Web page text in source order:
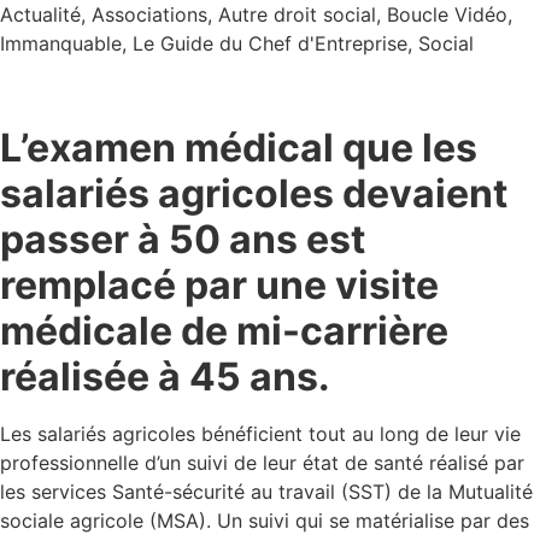
Actualité, Associations, Autre droit social, Boucle Vidéo,
Immanquable, Le Guide du Chef d'Entreprise, Social
L’examen médical que les
salariés agricoles devaient
passer à 50 ans est
remplacé par une visite
médicale de mi-carrière
réalisée à 45 ans.
Les salariés agricoles bénéficient tout au long de leur vie
professionnelle d’un suivi de leur état de santé réalisé par
les services Santé-sécurité au travail (SST) de la Mutualité
sociale agricole (MSA). Un suivi qui se matérialise par des